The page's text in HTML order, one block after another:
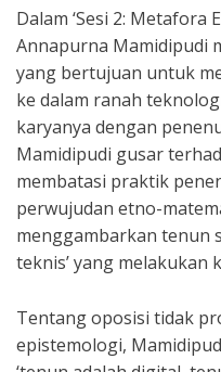
Dalam ‘Sesi 2: Metafora
Annapurna Mamidipudi
yang bertujuan untuk
ke dalam ranah
karyanya dengan
Mamidipudi gusar
membatasi praktik
perwujudan etno-
menggambarkan tenun
teknis’ yang melakukan
Tentang oposisi tidak
epistemologi,